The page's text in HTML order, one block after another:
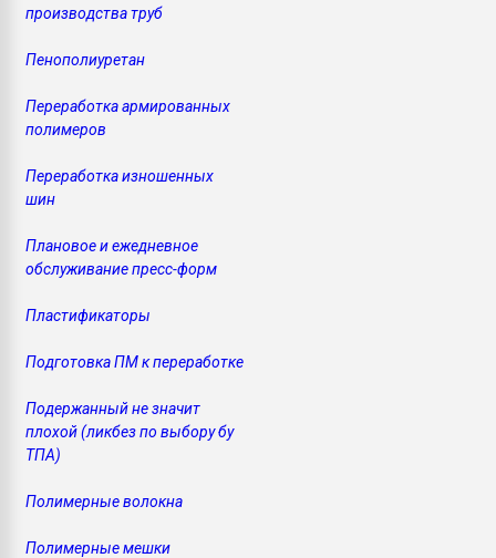
производства труб
Пенополиуретан
Переработка армированных
полимеров
Переработка изношенных
шин
Плановое и ежедневное
обслуживание пресс-форм
Пластификаторы
Подготовка ПМ к переработке
Подержанный не значит
плохой (ликбез по выбору бу
ТПА)
Полимерные волокна
Полимерные мешки